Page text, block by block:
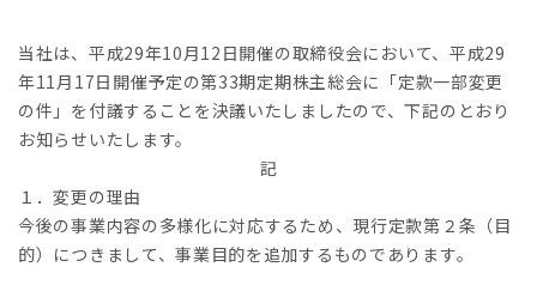
当社は、平成29年10月12日開催の取締役会において、平成29
年11月17日開催予定の第33期定期株主総会に「定款一部変更
の件」を付議することを決議いたしましたので、下記のとおり
お知らせいたします。
記
１．変更の理由
今後の事業内容の多様化に対応するため、現行定款第２条（目
的）につきまして、事業目的を追加するものであります。